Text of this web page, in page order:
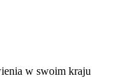
w swoim kraju